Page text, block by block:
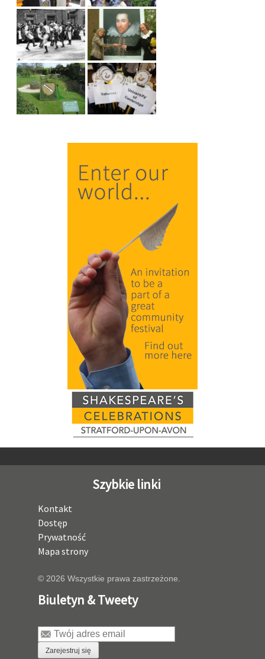
Szybkie linki
Kontakt
Dostęp
Prywatność
Mapa strony
© 2026 Wszystkie prawa zastrzeżone.
Biuletyn & Tweety